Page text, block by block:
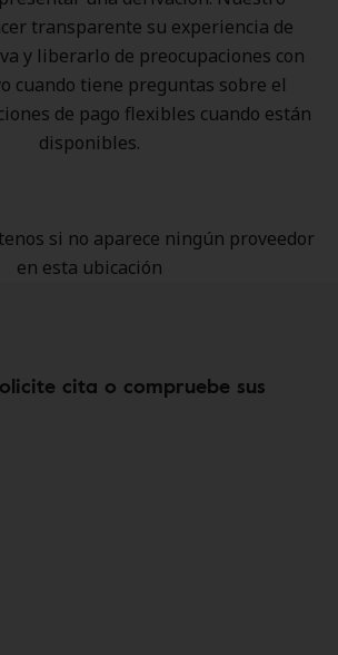
transparente su experiencia de
y liberarlo de preocupaciones con
cuando tiene preguntas sobre el
de pago flexibles cuando están
disponibles.
si no aparece ningún proveedor
en esta ubicación
cita o compruebe sus